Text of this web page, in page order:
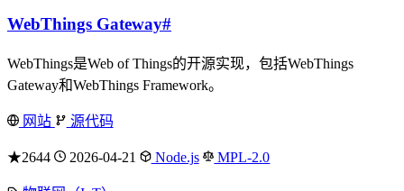
WebThings Gateway#
WebThings是Web of Things的开源实现，包括WebThings
Gateway和WebThings Framework。
网站 源代码
★2644 2026-04-21 Node.js MPL-2.0